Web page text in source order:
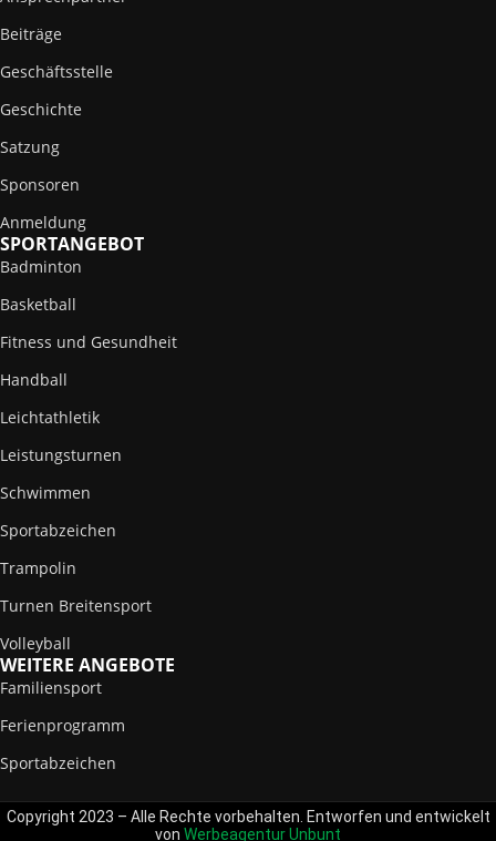
Beiträge
Geschäftsstelle
Geschichte
Satzung
Sponsoren
Anmeldung
SPORTANGEBOT
Badminton
Basketball
Fitness und Gesundheit
Handball
Leichtathletik
Leistungsturnen
Schwimmen
Sportabzeichen
Trampolin
Turnen Breitensport
Volleyball
WEITERE ANGEBOTE
Familiensport
Ferienprogramm
Sportabzeichen
Copyright 2023 – Alle Rechte vorbehalten. Entworfen und entwickelt
von Werbeagentur Unbunt